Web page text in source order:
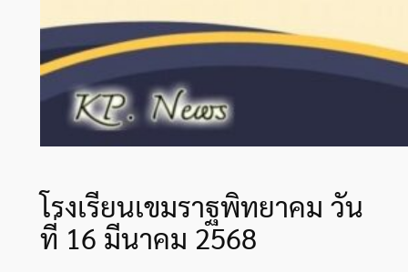
โรงเรียนเขมราฐพิทยาคม วัน
ที่ 16 มีนาคม 2568